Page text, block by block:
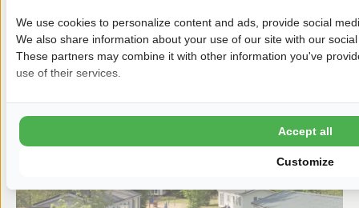
We use cookies to personalize content and ads, provide social
We also share information about your use of our site with our
These partners may combine it with other information you've
use of their services.
Customize
Accept all